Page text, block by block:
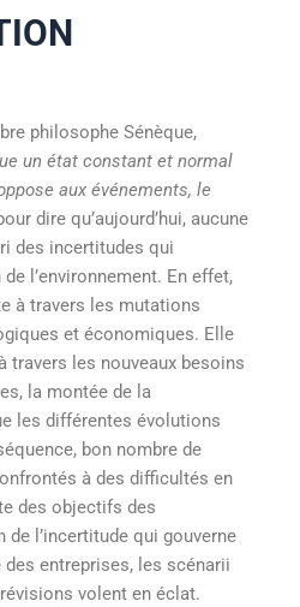
philosophe Sénèque,
un état constant et normal
aux événements, le
dire qu’aujourd’hui, aucune
des incertitudes qui
l’environnement. En effet,
à travers les mutations
et économiques. Elle
travers les nouveaux besoins
la montée de la
les différentes évolutions
bon nombre de
à des difficultés en
des objectifs des
l’incertitude qui gouverne
des entreprises, les scénarii
volent en éclat.